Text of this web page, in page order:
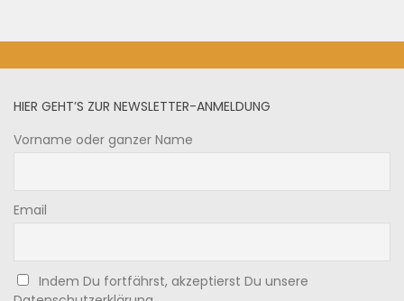
HIER GEHT’S ZUR NEWSLETTER-ANMELDUNG
Vorname oder ganzer Name
Email
Indem Du fortfährst, akzeptierst Du unsere